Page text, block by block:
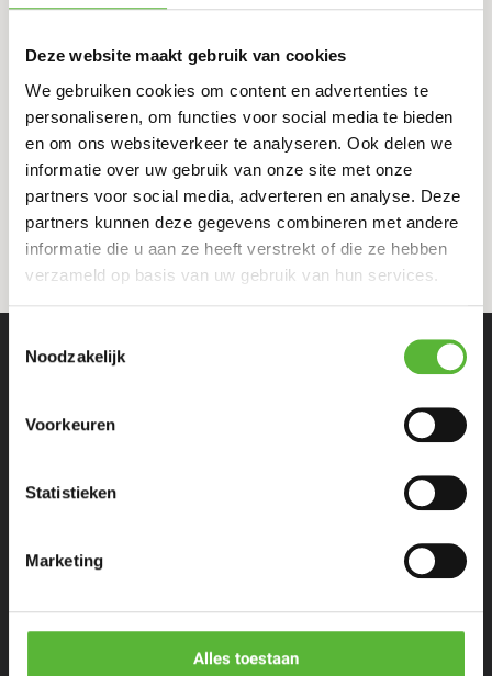
Deze website maakt gebruik van cookies
We gebruiken cookies om content en advertenties te
personaliseren, om functies voor social media te bieden
en om ons websiteverkeer te analyseren. Ook delen we
informatie over uw gebruik van onze site met onze
partners voor social media, adverteren en analyse. Deze
partners kunnen deze gegevens combineren met andere
informatie die u aan ze heeft verstrekt of die ze hebben
verzameld op basis van uw gebruik van hun services.
Noodzakelijk
Voorkeuren
Statistieken
Marketing
Alles toestaan
Filter Sorteer
STERRENCHEF HANS DERKS
12,75
Eenpersoons maaltijden
Stel zelf samen
Porties voor meer personen